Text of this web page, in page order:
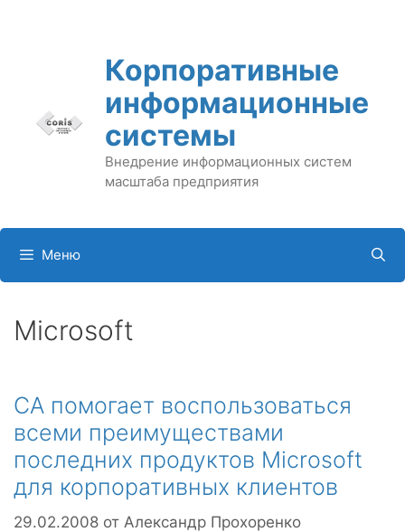
Корпоративные
информационные
системы
Внедрение информационных систем
масштаба предприятия
Меню
Microsoft
CA помогает воспользоваться
всеми преимуществами
последних продуктов Microsoft
для корпоративных клиентов
29.02.2008 от Александр Прохоренко